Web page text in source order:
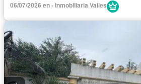
06/07/2026 en - Inmobiliaria Valles